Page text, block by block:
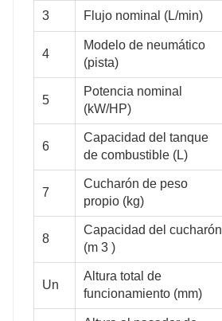
3 Flujo nominal (L/min)
4
Modelo de neumático
(pista)
5
Potencia nominal
(kW/HP)
6
Capacidad del tanque
de combustible (L)
7
Cucharón de peso
propio (kg)
8
Capacidad del cucharón
(m 3 )
Un
Altura total de
funcionamiento (mm)
74/100
4500
0.55